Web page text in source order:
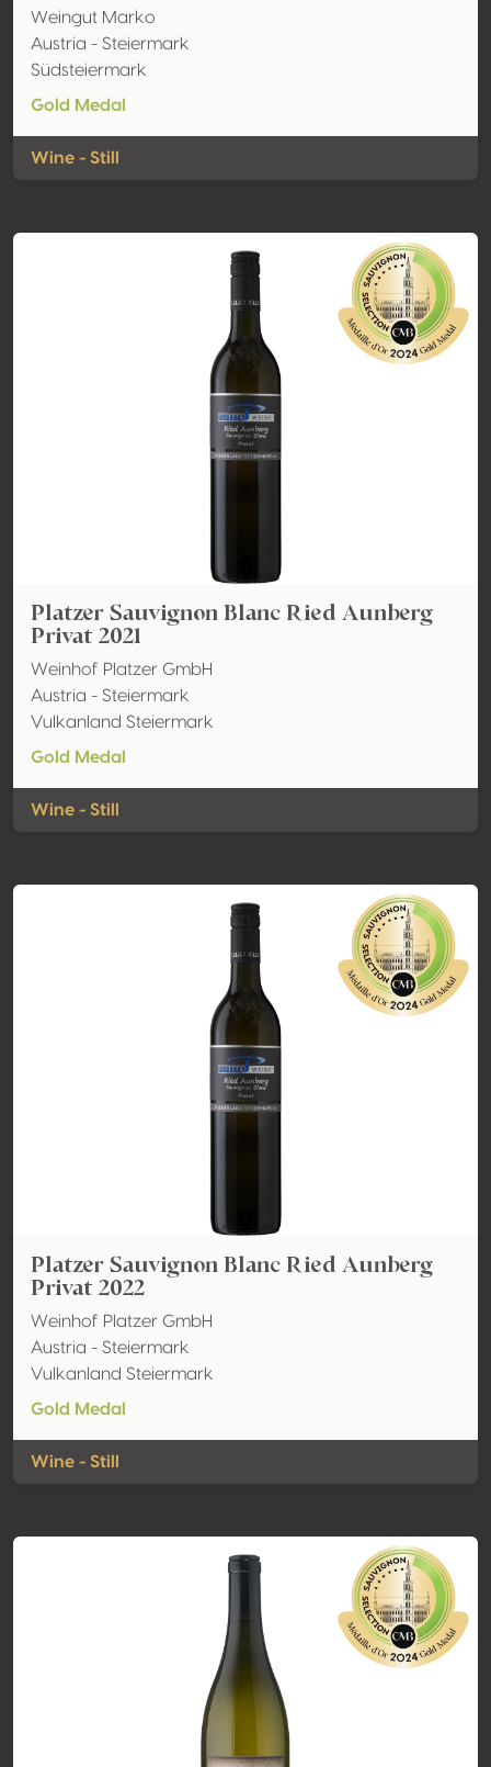
Weingut Marko
Austria - Steiermark
Südsteiermark
Gold Medal
Wine - Still
Platzer Sauvignon Blanc Ried Aunberg
Privat 2021
Weinhof Platzer GmbH
Austria - Steiermark
Vulkanland Steiermark
Gold Medal
Wine - Still
Platzer Sauvignon Blanc Ried Aunberg
Privat 2022
Weinhof Platzer GmbH
Austria - Steiermark
Vulkanland Steiermark
Gold Medal
Wine - Still